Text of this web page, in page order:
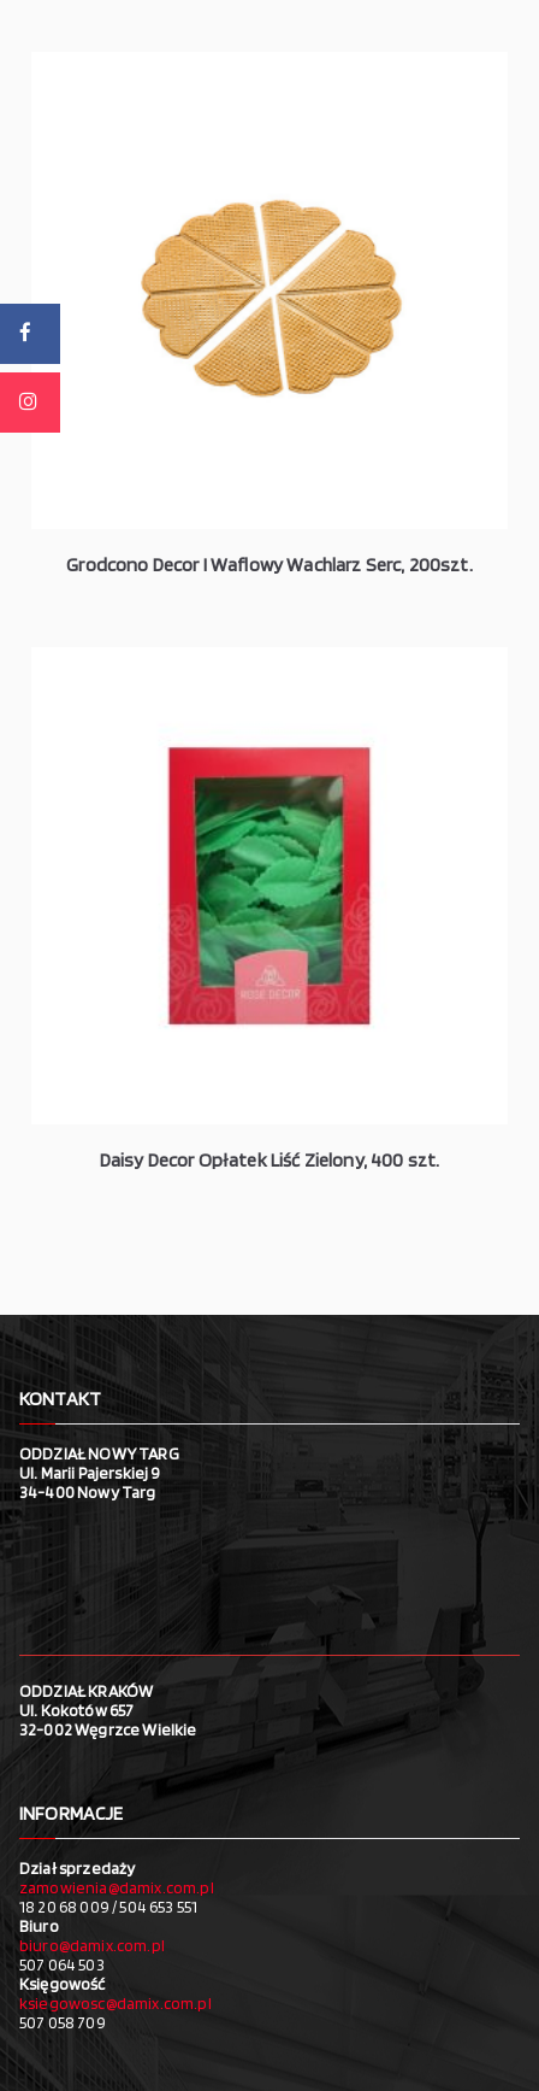
Grodcono Decor I Waflowy Wachlarz Serc, 200szt.
Daisy Decor Opłatek Liść Zielony, 400 szt.
KONTAKT
ODDZIAŁ NOWY TARG
Ul. Marii Pajerskiej 9
34-400 Nowy Targ
ODDZIAŁ KRAKÓW
Ul. Kokotów 657
32-002 Węgrzce Wielkie
INFORMACJE
Dział sprzedaży
zamowienia@damix.com.pl
18 20 68 009 / 504 653 551
Biuro
biuro@damix.com.pl
507 064 503
Księgowość
ksiegowosc@damix.com.pl
507 058 709